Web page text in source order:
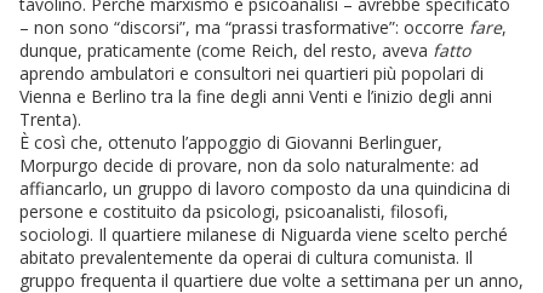
– non sono “discorsi”, ma “prassi trasformative”: occorre fare,
dunque, praticamente (come Reich, del resto, aveva fatto
aprendo ambulatori e consultori nei quartieri più popolari di
Vienna e Berlino tra la fine degli anni Venti e l’inizio degli anni
Trenta).
È così che, ottenuto l’appoggio di Giovanni Berlinguer,
Morpurgo decide di provare, non da solo naturalmente: ad
affiancarlo, un gruppo di lavoro composto da una quindicina di
persone e costituito da psicologi, psicoanalisti, filosofi,
sociologi. Il quartiere milanese di Niguarda viene scelto perché
abitato prevalentemente da operai di cultura comunista. Il
gruppo frequenta il quartiere due volte a settimana per un anno,